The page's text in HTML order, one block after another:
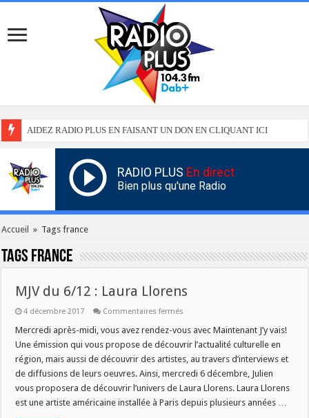
AIDEZ RADIO PLUS EN FAISANT UN DON EN CLIQUANT ICI
RADIO PLUS En direct
Bien plus qu'une Radio
Accueil » Tags france
Tags france
MJV du 6/12 : Laura Llorens
4 décembre 2017 Commentaires fermés
du
:
Laura
Llorens
Mercredi après-midi, vous avez rendez-vous avec Maintenant J’y vais!
Une émission qui vous propose de découvrir l’actualité culturelle en
région, mais aussi de découvrir des artistes, au travers d’interviews et
de diffusions de leurs oeuvres. Ainsi, mercredi 6 décembre, Julien
vous proposera de découvrir l’univers de Laura Llorens. Laura Llorens
est une artiste américaine installée à Paris depuis plusieurs années …